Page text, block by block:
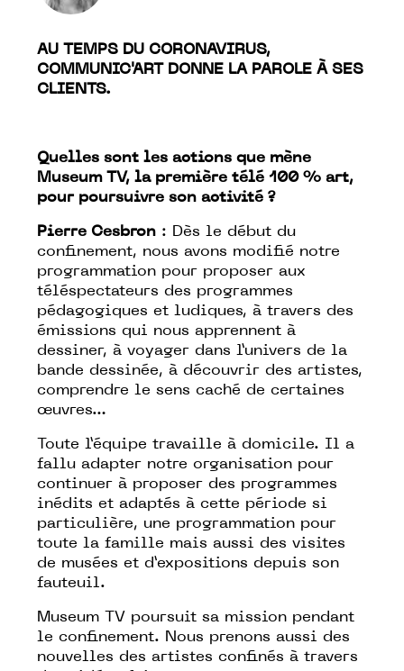
AU TEMPS DU CORONAVIRUS,
COMMUNIC'ART DONNE LA PAROLE À SES
CLIENTS.
Quelles sont les actions que mène
Museum TV, la première télé 100 % art,
pour poursuivre son activité ?
Pierre Cesbron : Dès le début du
confinement, nous avons modifié notre
programmation pour proposer aux
téléspectateurs des programmes
pédagogiques et ludiques, à travers des
émissions qui nous apprennent à
dessiner, à voyager dans l’univers de la
bande dessinée, à découvrir des artistes,
comprendre le sens caché de certaines
œuvres…
Toute l’équipe travaille à domicile. Il a
fallu adapter notre organisation pour
continuer à proposer des programmes
inédits et adaptés à cette période si
particulière, une programmation pour
toute la famille mais aussi des visites
de musées et d’expositions depuis son
fauteuil.
Museum TV poursuit sa mission pendant
le confinement. Nous prenons aussi des
nouvelles des artistes confinés à travers